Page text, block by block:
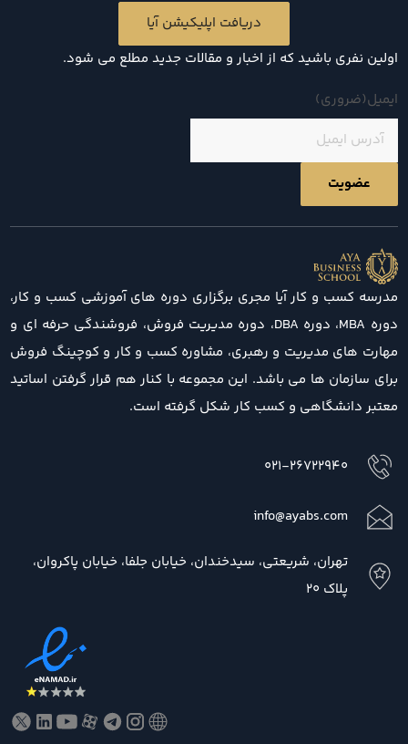
دریافت اپلیکیشن آیا
اولین نفری باشید که از اخبار و مقالات جدید مطلع می شود.
ایمیل(ضروری)
مدرسه کسب و کار آیا مجری برگزاری دوره های آموزشی کسب و کار،
دوره MBA، دوره DBA، دوره مدیریت فروش، فروشندگی حرفه ای و
مهارت های مدیریت و رهبری، مشاوره کسب و کار و کوچینگ فروش
برای سازمان ها می باشد. این مجموعه با کنار هم قرار گرفتن اساتید
معتبر دانشگاهی و کسب کار شکل گرفته است.
021-26722940
info@ayabs.com
تهران، شریعتی، سیدخندان، خیابان جلفا، خیابان پاکروان،
پلاک 20